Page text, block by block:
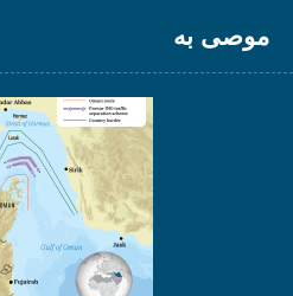
موصى به